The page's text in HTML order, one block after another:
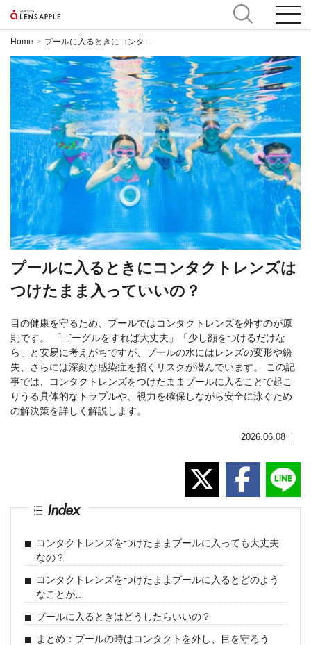
Home > プールに入るときにコンタ...
プールに入るときにコンタクトレンズは
つけたまま入っていいの？
目の健康を守るため、プールではコンタクトレンズを外すのが原
則です。 「ゴーグルをすれば大丈夫」「少し顔をつけるだけな
ら」と安易に考えがちですが、プールの水にはレンズの変形や紛
失、さらには深刻な感染症を招くリスクが潜んでいます。 この記
事では、コンタクトレンズをつけたままプールに入ることで起こ
りうる具体的なトラブルや、視力を確保しながら安全に泳ぐため
の解決策を詳しく解説します。
2026.06.08 ｜
Index
コンタクトレンズをつけたままプールに入っても大丈夫
なの？
コンタクトレンズをつけたままプールに入るとどのよう
なことが…
プールに入るときはどうしたらいいの？
まとめ：プールの時はコンタクトを外し、目を守ろう